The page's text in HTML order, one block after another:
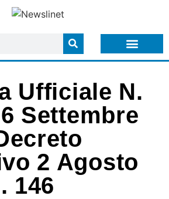
Ufficiale N.
Settembre
2 Agosto
146